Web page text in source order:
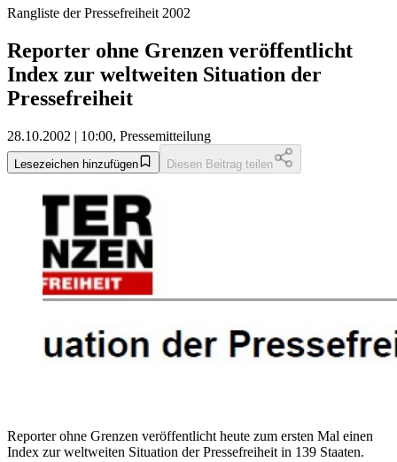
Rangliste der Pressefreiheit 2002
Reporter ohne Grenzen veröffentlicht
Index zur weltweiten Situation der
Pressefreiheit
28.10.2002 | 10:00, Pressemitteilung
Lesezeichen hinzufügen Diesen Beitrag teilen
Reporter ohne Grenzen veröffentlicht heute zum ersten Mal einen
Index zur weltweiten Situation der Pressefreiheit in 139 Staaten.